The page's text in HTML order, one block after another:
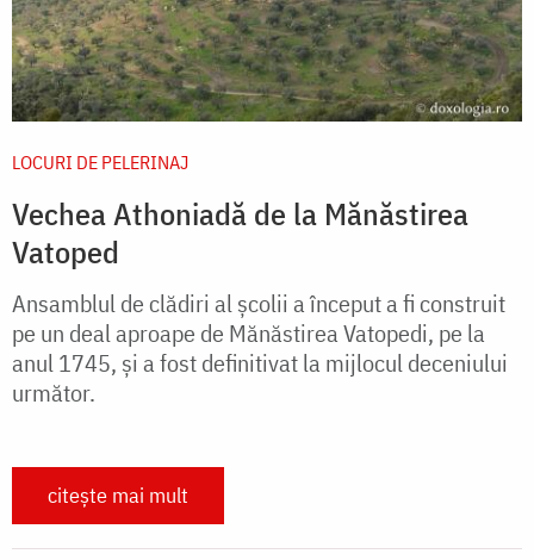
LOCURI DE PELERINAJ
Vechea Athoniadă de la Mănăstirea
Vatoped
Ansamblul de clădiri al școlii a început a fi construit
pe un deal aproape de Mănăstirea Vatopedi, pe la
anul 1745, și a fost definitivat la mijlocul deceniului
următor.
citește mai mult